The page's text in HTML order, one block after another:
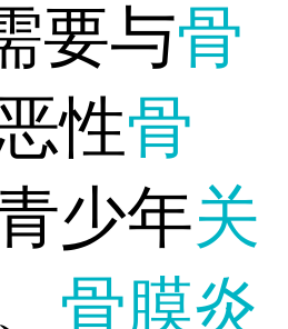
要与骨
性骨
少年关
、 骨膜炎